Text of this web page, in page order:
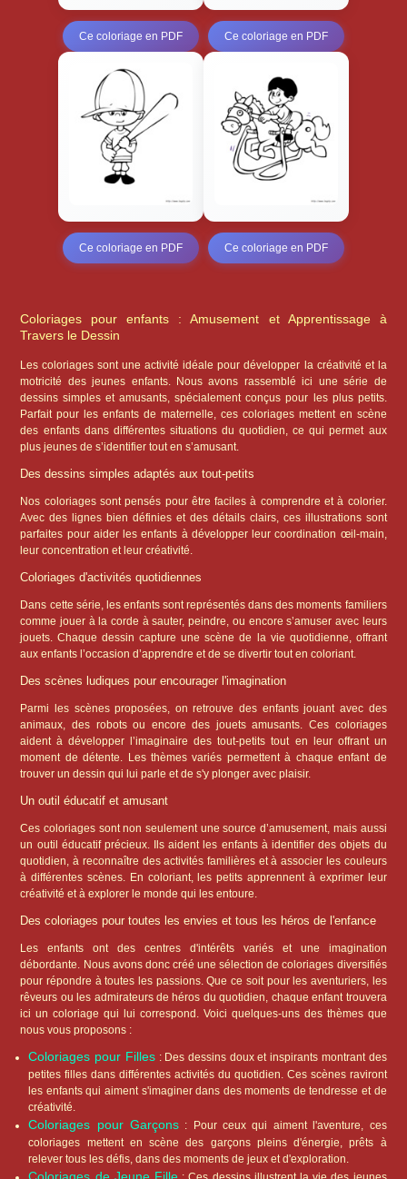
Ce coloriage en PDF Ce coloriage en PDF
Ce coloriage en PDF Ce coloriage en PDF
Coloriages pour enfants : Amusement et Apprentissage à
Travers le Dessin
Les coloriages sont une activité idéale pour développer la créativité et la
motricité des jeunes enfants. Nous avons rassemblé ici une série de
dessins simples et amusants, spécialement conçus pour les plus petits.
Parfait pour les enfants de maternelle, ces coloriages mettent en scène
des enfants dans différentes situations du quotidien, ce qui permet aux
plus jeunes de s’identifier tout en s’amusant.
Des dessins simples adaptés aux tout-petits
Nos coloriages sont pensés pour être faciles à comprendre et à colorier.
Avec des lignes bien définies et des détails clairs, ces illustrations sont
parfaites pour aider les enfants à développer leur coordination œil-main,
leur concentration et leur créativité.
Coloriages d'activités quotidiennes
Dans cette série, les enfants sont représentés dans des moments familiers
comme jouer à la corde à sauter, peindre, ou encore s’amuser avec leurs
jouets. Chaque dessin capture une scène de la vie quotidienne, offrant
aux enfants l’occasion d’apprendre et de se divertir tout en coloriant.
Des scènes ludiques pour encourager l'imagination
Parmi les scènes proposées, on retrouve des enfants jouant avec des
animaux, des robots ou encore des jouets amusants. Ces coloriages
aident à développer l’imaginaire des tout-petits tout en leur offrant un
moment de détente. Les thèmes variés permettent à chaque enfant de
trouver un dessin qui lui parle et de s'y plonger avec plaisir.
Un outil éducatif et amusant
Ces coloriages sont non seulement une source d’amusement, mais aussi
un outil éducatif précieux. Ils aident les enfants à identifier des objets du
quotidien, à reconnaître des activités familières et à associer les couleurs
à différentes scènes. En coloriant, les petits apprennent à exprimer leur
créativité et à explorer le monde qui les entoure.
Des coloriages pour toutes les envies et tous les héros de l'enfance
Les enfants ont des centres d'intérêts variés et une imagination
débordante. Nous avons donc créé une sélection de coloriages diversifiés
pour répondre à toutes les passions. Que ce soit pour les aventuriers, les
rêveurs ou les admirateurs de héros du quotidien, chaque enfant trouvera
ici un coloriage qui lui correspond. Voici quelques-uns des thèmes que
nous vous proposons :
Coloriages pour Filles: Des dessins doux et inspirants montrant des
petites filles dans différentes activités du quotidien. Ces scènes raviront
les enfants qui aiment s'imaginer dans des moments de tendresse et de
créativité.
Coloriages pour Garçons : Pour ceux qui aiment l'aventure, ces
coloriages mettent en scène des garçons pleins d'énergie, prêts à
relever tous les défis, dans des moments de jeux et d'exploration.